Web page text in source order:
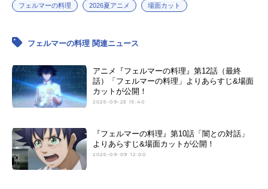
フェルマーの料理 2026夏アニメ 場面カット
フェルマーの料理 関連ニュース
アニメ『フェルマーの料理』第12話（最終
話）「フェルマーの料理」よりあらすじ&場面
カットが公開！
2025-09-23 15:40
『フェルマーの料理』第10話「闇との対話」
よりあらすじ&場面カットが公開！
2025-09-09 12:00